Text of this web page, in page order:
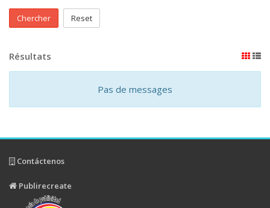
Chercher Reset
Résultats
Pas de messages
Contáctenos
Publirecreate